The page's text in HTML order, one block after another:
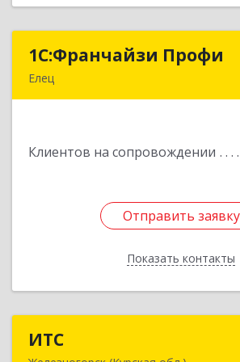
1С:Франчайзи Профи
Елец
Клиентов на сопровождении
Отправить заявку
Показать контакты
Отправить заявку
Назад
ИТС